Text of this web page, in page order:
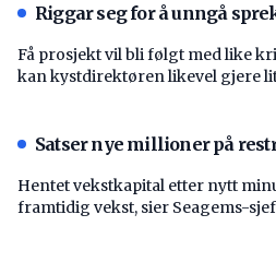
Riggar seg for å unngå
Få prosjekt vil bli følgt med like
kan kystdirektøren likevel gjere
Satser nye millioner på
Hentet vekstkapital etter nytt
framtidig vekst, sier Seagems-